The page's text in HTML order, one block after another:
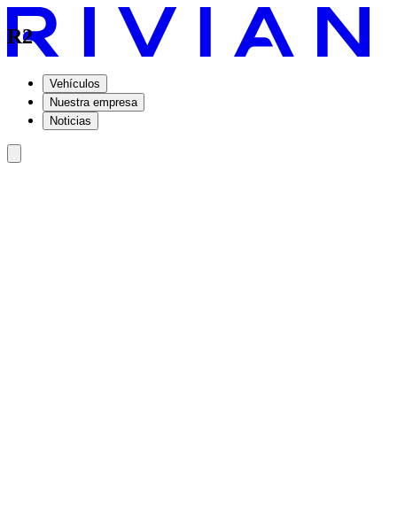
Vehículos
Nuestra empresa
Noticias
R2